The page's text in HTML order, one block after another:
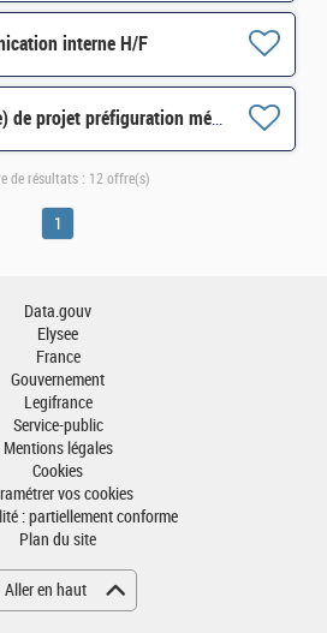
interne H/F
SG-SIRCOM - Chef(fe) de projet préfiguration médiathèque ministérielle (CDD 4 mois) H/F
de résultats : 12 offre(s)
1
Data.gouv
Elysee
France
Gouvernement
Legifrance
Service-public
Mentions légales
Cookies
vos cookies
: partiellement conforme
Plan du site
Aller en haut